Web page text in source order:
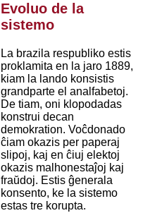
Evoluo de la
sistemo
La brazila respubliko estis
proklamita en la jaro 1889,
kiam la lando konsistis
grandparte el analfabetoj.
De tiam, oni klopodadas
konstrui decan
demokration. Voĉdonado
ĉiam okazis per paperaj
slipoj, kaj en ĉiuj elektoj
okazis malhonestaĵoj kaj
fraŭdoj. Estis ĝenerala
konsento, ke la sistemo
estas tre korupta.